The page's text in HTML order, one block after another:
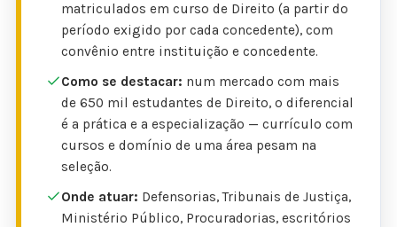
matriculados em curso de Direito (a partir do
período exigido por cada concedente), com
convênio entre instituição e concedente.
Como se destacar: num mercado com mais
de 650 mil estudantes de Direito, o diferencial
é a prática e a especialização — currículo com
cursos e domínio de uma área pesam na
seleção.
Onde atuar: Defensorias, Tribunais de Justiça,
Ministério Público, Procuradorias, escritórios